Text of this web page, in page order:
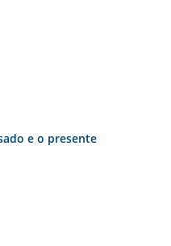
e o presente